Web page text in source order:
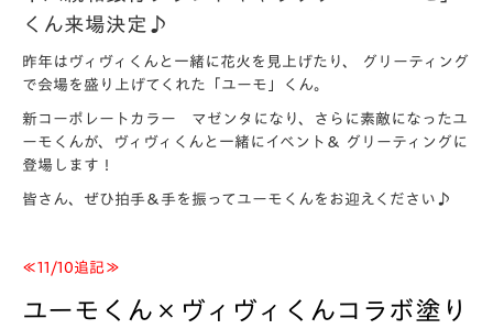
くん来場決定♪
昨年はヴィヴィくんと一緒に花火を見上げたり、 グリーティング
で会場を盛り上げてくれた「ユーモ」くん。
新コーポレートカラー マゼンタになり、さらに素敵になったユ
ーモくんが、ヴィヴィくんと一緒にイベント＆ グリーティングに
登場します！
皆さん、ぜひ拍手＆手を振ってユーモくんをお迎えください♪
≪11/10追記≫
ユーモくん×ヴィヴィくんコラボ塗り